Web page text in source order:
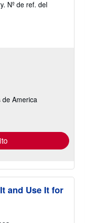
Nº de ref. del
America
and Use It for